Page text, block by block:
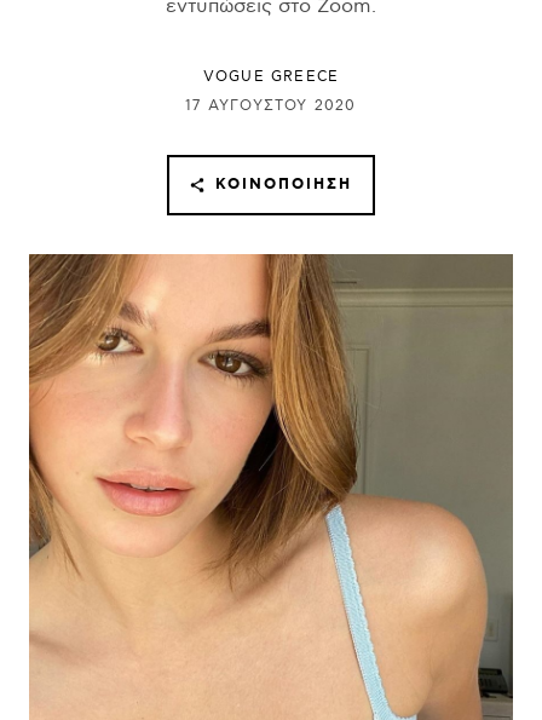
εντυπώσεις στο Zoom.
VOGUE GREECE
17 ΑΥΓΟΎΣΤΟΥ 2020
ΚΟΙΝΟΠΟΊΗΣΗ